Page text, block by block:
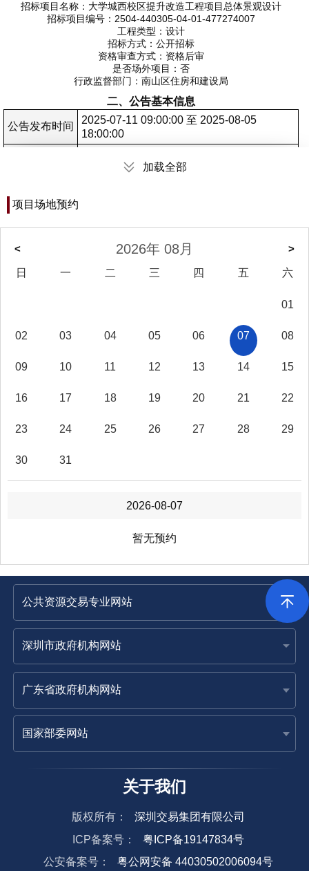
招标项目名称：大学城西校区提升改造工程项目总体景观设计
招标项目编号：2504-440305-04-01-477274007
工程类型：设计
招标方式：公开招标
资格审查方式：资格后审
是否场外项目：否
行政监督部门：南山区住房和建设局
二、公告基本信息
公告发布时间
2025-07-11 09:00:00 至 2025-08-05
18:00:00
2025-07-26 17:00:00
时间
招标文件获取
建设单位
深圳市南山区桃源街道办事
深圳市南山区桃源街道丽山
路51号
办公电话
15218749830
电子邮箱
LSZB20220929@126.com
LSZB20220929@126.com
四、详细公告内容
大学城西校区提升改造工程项目总体景观设计【标段编号：2504-
次
招
内
容
本项目为大学城西校区提升改造工程项目，招标人将分标
进行项目委托，本次招标项目为大学城西校区提升改造工
项目总体景观设计，本次招标范围包括但不限于：方案设
确保相关成果文件通过相关审查或审批）、设计阶段BIM
应用、施工现场配合、设计变更、工程竣工验收、协助竣
图编制、竣工结（决）算（含审计）配合服务等全过程设
服务工作。具体内容以发包人认可的全部内容为准，承包
位不得拒绝执行为完成全部工程而须执行的不可或缺的附
工作。发包人保留调整发包范围的权利，承包人不得提出
加载全部
项目场地预约
< 2026年 08月 >
日 一 二 三 四 五 六
01
02 03 04 05 06 07 08
09 10 11 12 13 14 15
16 17 18 19 20 21 22
23 24 25 26 27 28 29
30 31
2026-08-07
暂无预约
关于我们
版权所有：
深圳交易集团有限公司
ICP备案号：
粤ICP备19147834号
公安备案号：
粤公网安备 44030502006094号